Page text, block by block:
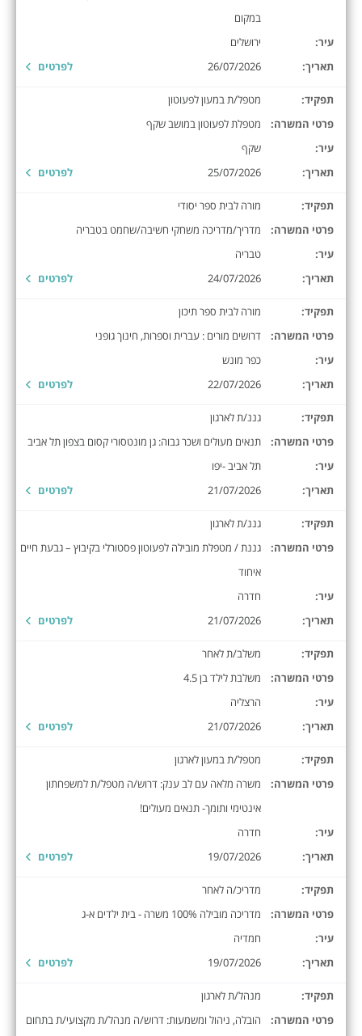
במקום
עיר:
ירושלים
תאריך:
26/07/2026 לפרטים
תפקיד:
מטפל/ת במעון לפעוטון
פרטי המשרה:
מטפלת לפעוטון במושב שקף
עיר:
שקף
תאריך:
25/07/2026 לפרטים
תפקיד:
מורה לבית ספר יסודי
פרטי המשרה:
מדריך/מדריכה משחקי חשיבה/שחמט בטבריה
עיר:
טבריה
תאריך:
24/07/2026 לפרטים
תפקיד:
מורה לבית ספר תיכון
פרטי המשרה:
דרושים מורים : עברית וספרות, חינוך גופני
עיר:
כפר מונש
תאריך:
22/07/2026 לפרטים
תפקיד:
גננ/ת לארגון
פרטי המשרה:
תנאים מעולים ושכר גבוה: גן מונטסורי קסום בצפון תל אביב
עיר:
תל אביב -יפו
תאריך:
21/07/2026 לפרטים
תפקיד:
גננ/ת לארגון
פרטי המשרה:
גננת / מטפלת מובילה לפעוטון פסטורלי בקיבוץ – גבעת חיים
איחוד
עיר:
חדרה
תאריך:
21/07/2026 לפרטים
תפקיד:
משלב/ת לאחר
פרטי המשרה:
משלבת לילד בן 4.5
עיר:
הרצליה
תאריך:
21/07/2026 לפרטים
תפקיד:
מטפל/ת במעון לארגון
פרטי המשרה:
משרה מלאה עם לב ענק: דרוש/ה מטפל/ת למשפחתון
אינטימי ותומך- תנאים מעולים!
עיר:
חדרה
תאריך:
19/07/2026 לפרטים
תפקיד:
מדריכ/ה לאחר
פרטי המשרה:
מדריכה מובילה 100% משרה - בית ילדים א-ג
עיר:
חמדיה
תאריך:
19/07/2026 לפרטים
תפקיד:
מנהל/ת לארגון
פרטי המשרה:
הובלה, ניהול ומשמעות: דרוש/ה מנהל/ת מקצועי/ת בתחום